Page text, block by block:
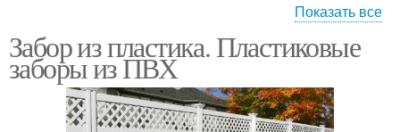
Заборы из пластика Пластиковый забор
Показать все
Забор из пластика. Пластиковые
заборы из ПВХ